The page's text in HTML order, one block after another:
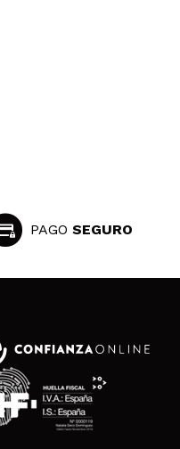
PAGO SEGURO